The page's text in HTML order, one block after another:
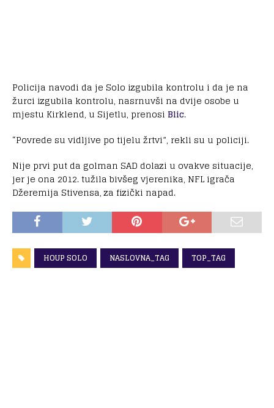
Policija navodi da je Solo izgubila kontrolu i da je na
žurci izgubila kontrolu, nasrnuvši na dvije osobe u
mjestu Kirklend, u Sijetlu, prenosi Blic.
“Povrede su vidljive po tijelu žrtvi”, rekli su u policiji.
Nije prvi put da golman SAD dolazi u ovakve situacije,
jer je ona 2012. tužila bivšeg vjerenika, NFL igrača
Džeremija Stivensa, za fizički napad.
HOUP SOLO NASLOVNA_TAG TOP_TAG